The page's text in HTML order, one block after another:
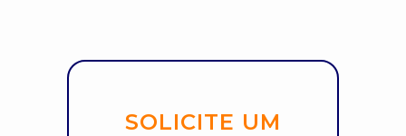
SOLICITE UM